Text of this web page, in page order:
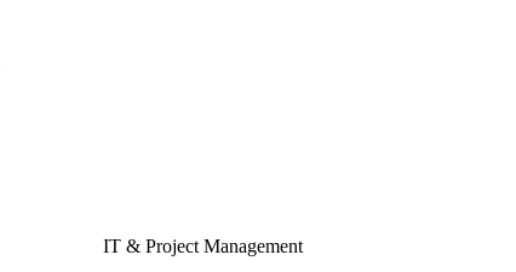
IT & Project Management